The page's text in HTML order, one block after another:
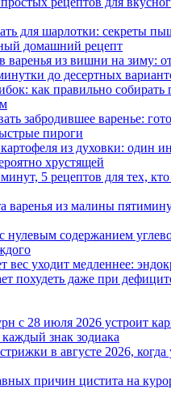
для шарлотки: секреты
домашний рецепт
варенья из вишни на зиму:
до десертных
как правильно
забродившее варенье:
пироги
из духовки: один
хрустящей
5 рецептов для тех, кто
варенья из малины
нулевым содержанием
вес уходит медленнее:
похудеть даже при
с 28 июля 2026 устроит
знак зодиака
в августе 2026, когда
причин цистита на